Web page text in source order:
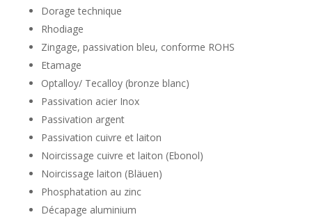
Dorage technique
Rhodiage
Zingage, passivation bleu, conforme ROHS
Etamage
Optalloy/ Tecalloy (bronze blanc)
Passivation acier Inox
Passivation argent
Passivation cuivre et laiton
Noircissage cuivre et laiton (Ebonol)
Noircissage laiton (Bläuen)
Phosphatation au zinc
Décapage aluminium